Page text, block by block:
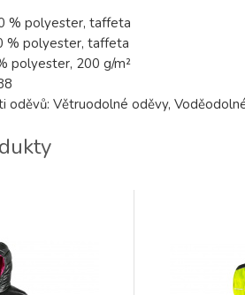
% polyester, taffeta
% polyester, taffeta
polyester, 200 g/m²
oděvů: Větruodolné oděvy,